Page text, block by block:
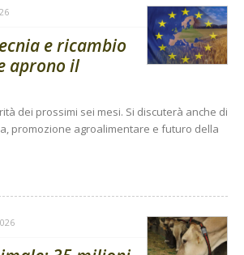
e ricambio
aprono il
dei prossimi sei mesi. Si discuterà anche di
promozione agroalimentare e futuro della